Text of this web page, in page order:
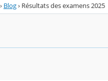
› Blog› Résultats des examens 2025